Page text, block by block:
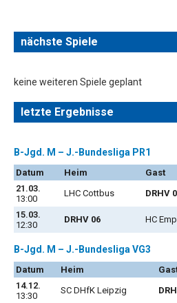
nächste Spiele
keine weiteren Spiele geplant
letzte Ergebnisse
B-Jgd. M – J.-Bundesliga PR1
Datum Heim Gast
21.03.
13:00
LHC Cottbus DRHV
15.03.
12:30
DRHV 06 HC
B-Jgd. M – J.-Bundesliga VG3
Datum Heim
14.12.
13:30
SC DHfK Leipzig